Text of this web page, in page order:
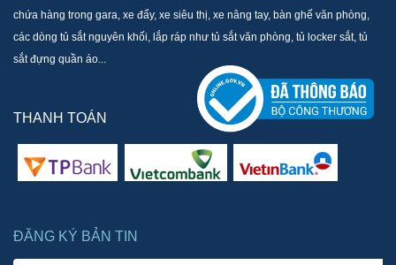
chứa hàng trong gara, xe đẩy, xe siêu thị, xe nâng tay, bàn ghế văn phòng,
các dòng tủ sắt nguyên khối, lắp ráp như tủ sắt văn phòng, tủ locker sắt, tủ
sắt đựng quần áo...
THANH TOÁN
ĐĂNG KÝ BẢN TIN